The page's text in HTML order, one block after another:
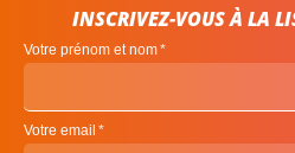
INSCRIVEZ-VOUS À LA
Votre prénom et nom
Votre email